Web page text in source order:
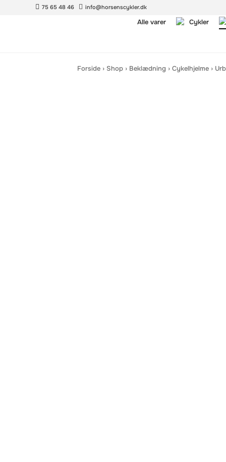
75 65 48 46 info@horsenscykler.dk
Alle varer Cykler
Forside› Shop› Beklædning › Cykelhjelme›